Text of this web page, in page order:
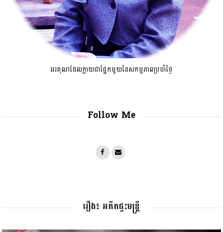
អរគុណដែលក្លាយជាផ្នែកមួយនៃសកម្មភាពប្រចាំថ្ងៃ
Follow Me
រឿង៖ អតីតផ្ទះមន្រ្តី